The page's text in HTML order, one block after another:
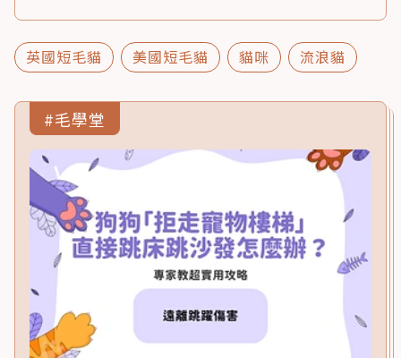
英國短毛貓 美國短毛貓 貓咪 流浪貓
#毛學堂